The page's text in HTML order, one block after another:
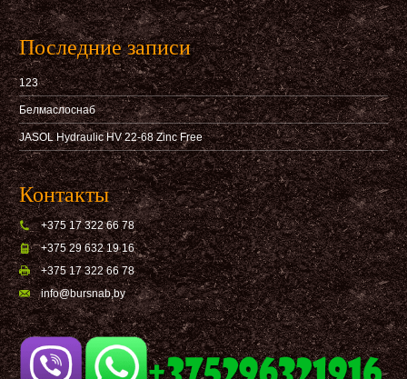
Последние записи
123
Белмаслоснаб
JASOL Hydraulic HV 22-68 Zinc Free
Контакты
+375 17 322 66 78
+375 29 632 19 16
+375 17 322 66 78
info@bursnab,by